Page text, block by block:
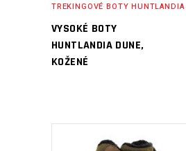
TREKINGOVÉ BOTY HUNTLANDIA
VYSOKÉ BOTY
HUNTLANDIA DUNE,
KOŽENÉ